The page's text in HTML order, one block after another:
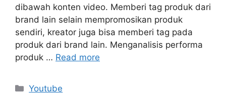
dibawah konten video. Memberi tag produk dari
brand lain selain mempromosikan produk
sendiri, kreator juga bisa memberi tag pada
produk dari brand lain. Menganalisis performa
produk … Read more
Youtube